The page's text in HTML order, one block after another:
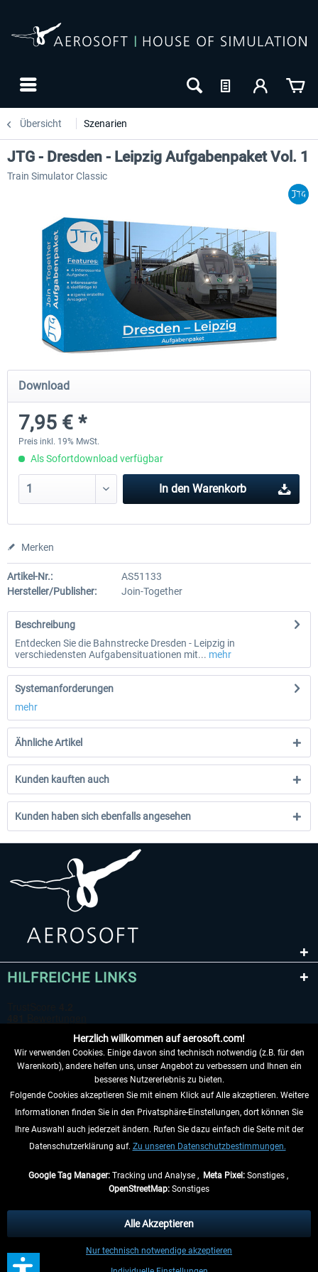
Übersicht Szenarien
Just Trains - U-Bahn Hamburg U1 &
39,62 € *
Railworks Szenario-Pack
JTG - Dresden - Leipzig Aufgabenpaket Vol. 1
Train Simulator Classic
Download
7,95 € *
Preis inkl. 19% MwSt.
Als Sofortdownload verfügbar
In den Warenkorb
Merken
Artikel-Nr.:
AS51133
Hersteller/Publisher:
Join-Together
Beschreibung
Entdecken Sie die Bahnstrecke Dresden - Leipzig in
verschiedensten Aufgabensituationen mit... mehr
Systemanforderungen
mehr
Ähnliche Artikel
Kunden kauften auch
Kunden haben sich ebenfalls angesehen
HILFREICHE LINKS
VERTRAG WIDERRUFEN
INFORMATIONEN
anders beschrieben.
** Gilt für Lieferungen innerhalb Deutschlands, Lieferzeiten für andere Länder
entnehmen Sie bitte denVersandinformationen
Herzlich willkommen auf aerosoft.com!
Wir verwenden Cookies. Einige davon sind technisch notwendig (z.B. für den
Warenkorb), andere helfen uns, unser Angebot zu verbessern und Ihnen ein
besseres Nutzererlebnis zu bieten.
Folgende Cookies akzeptieren Sie mit einem Klick auf Alle akzeptieren. Weitere
Informationen finden Sie in den Privatsphäre-Einstellungen, dort können Sie
Ihre Auswahl auch jederzeit ändern. Rufen Sie dazu einfach die Seite mit der
Datenschutzerklärung auf. Zu unseren Datenschutzbestimmungen.
Google Tag Manager:Tracking und Analyse , Meta Pixel:Sonstiges ,
OpenStreetMap: Sonstiges
Nur technisch notwendige akzeptieren
Alle Akzeptieren